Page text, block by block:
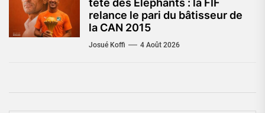
tête des Éléphants : la FIF
relance le pari du bâtisseur de
la CAN 2015
Josué Koffi 4 Août 2026